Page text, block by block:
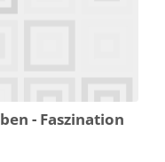
- Faszination